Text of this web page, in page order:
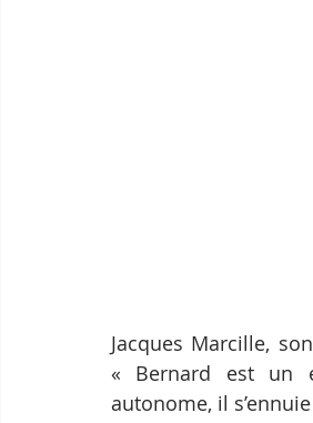
Jacques Marcille,
« Bernard est un
autonome, il